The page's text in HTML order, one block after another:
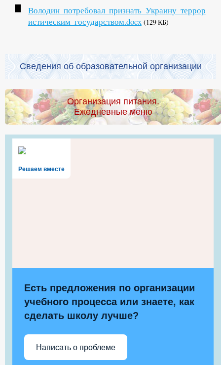
Володин_потребовал_признать_Украину_террор
истическим_государством.docx (129 КБ)
Сведения об образовательной организации
Организация питания.
Ежедневные меню
Решаем вместе
Есть предложения по организации
учебного процесса или знаете, как
сделать школу лучше?
Написать о проблеме